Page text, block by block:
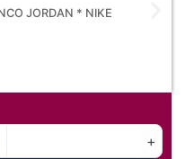
JORDAN * NIKE
+